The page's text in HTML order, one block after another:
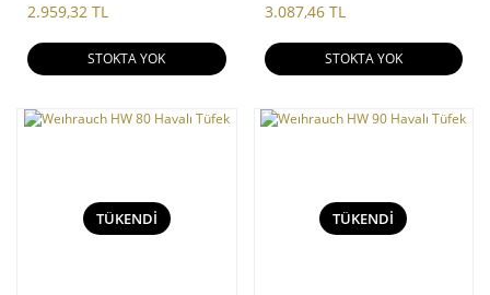
2.959,32 TL
STOKTA YOK
3.087,46 TL
STOKTA YOK
TÜKENDİ TÜKENDİ